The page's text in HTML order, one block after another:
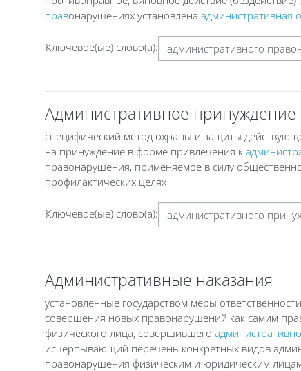
правонарушениях установлена административная
Ключевое(ые) слово(а):
Административное принуждение
специфический метод охраны и защиты
на принуждение в форме привлечения к
правонарушения, применяемое в силу
профилактических целях
Ключевое(ые) слово(а):
Административные наказания
установленные государством меры
совершения новых правонарушений как самим
физического лица, совершившего
исчерпывающий перечень конкретных видов
правонарушения физическим и юридическим